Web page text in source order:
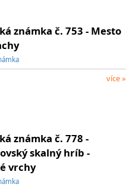
známka č. 753 - Mesto
více »
známka č. 778 -
skalný hríb -
vrchy